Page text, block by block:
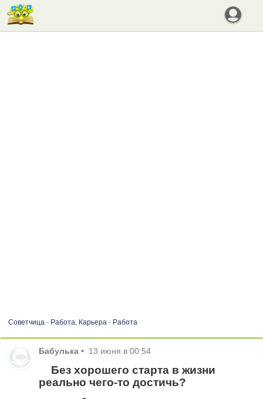
Советчица- Работа, Карьера- Работа
Бабулька • 13 июня в 00:54
Без хорошего старта в жизни
реально чего-то достичь?